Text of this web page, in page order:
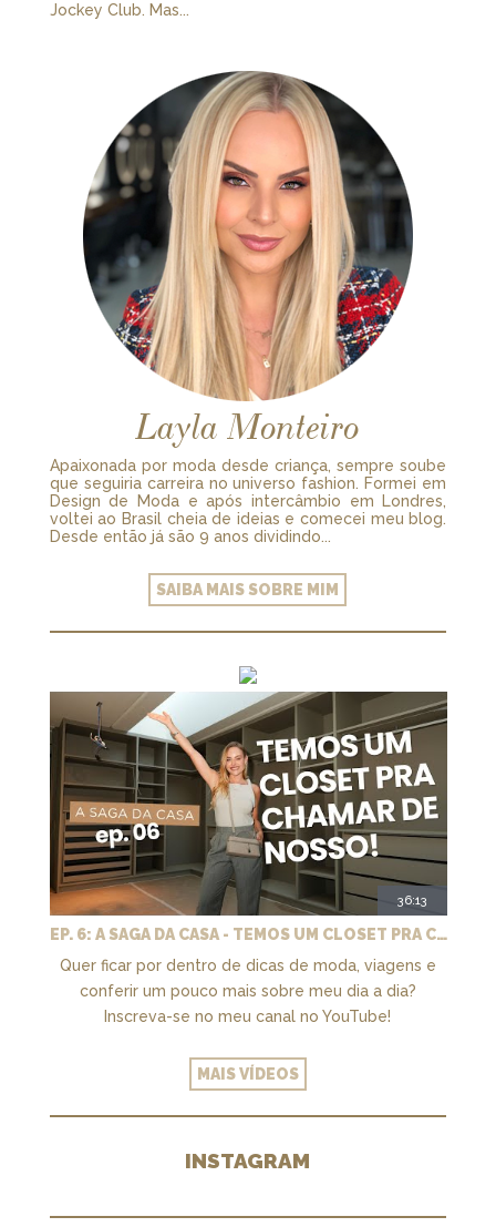
Jockey Club. Mas...
Layla Monteiro
Apaixonada por moda desde criança, sempre soube
que seguiria carreira no universo fashion. Formei em
Design de Moda e após intercâmbio em Londres,
voltei ao Brasil cheia de ideias e comecei meu blog.
Desde então já são 9 anos dividindo...
SAIBA MAIS SOBRE MIM
36:13
EP. 6: A SAGA DA CASA - TEMOS UM CLOSET PRA CHAMAR DE NOSSO + MARCENARIA E PAISAGISMO
Quer ficar por dentro de dicas de moda, viagens e
conferir um pouco mais sobre meu dia a dia?
Inscreva-se no meu canal no YouTube!
MAIS VÍDEOS
INSTAGRAM